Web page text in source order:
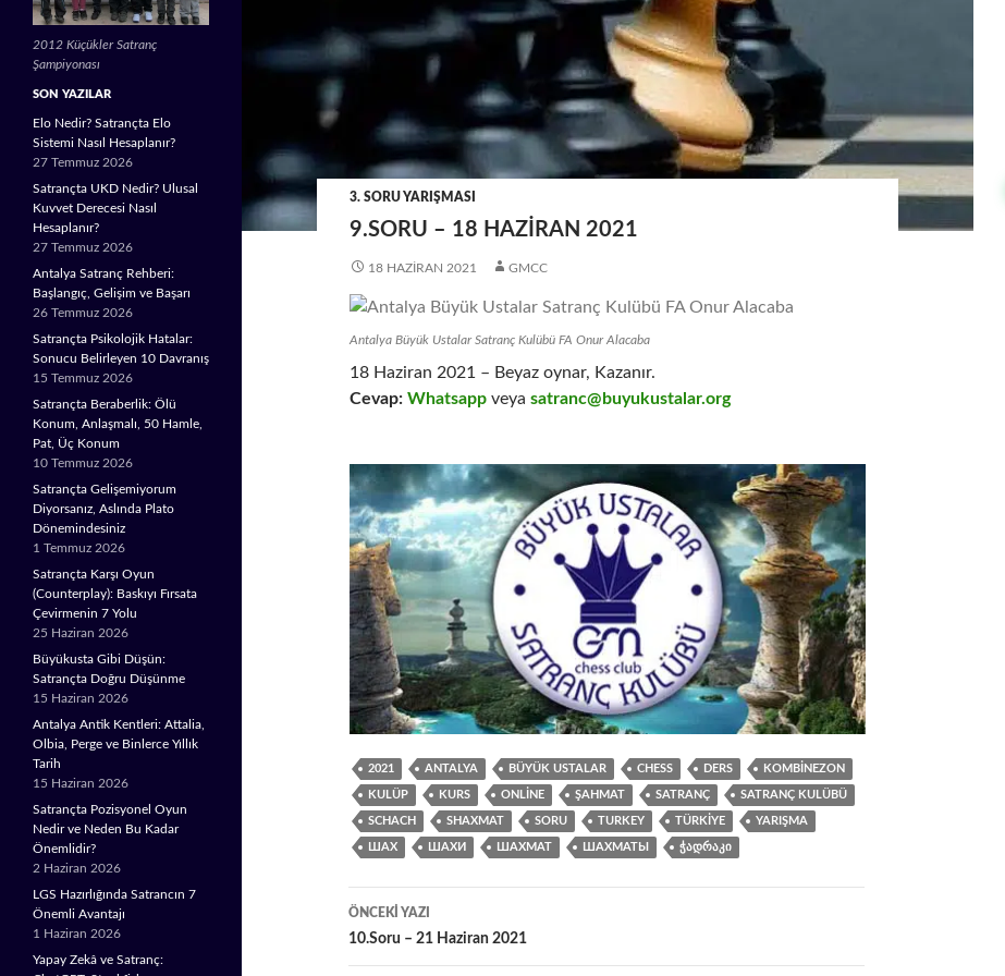
3. SORU YARIŞMASI
9.SORU – 18 HAZIRAN 2021
18 HAZIRAN 2021 GMCC
Antalya Büyük Ustalar Satranç Kulübü FA Onur Alacaba
18 Haziran 2021 – Beyaz oynar, Kazanır.
Cevap: Whatsapp veya satranc@buyukustalar.org
2021 ANTALYA BÜYÜK USTALAR CHESS DERS KOMBINEZON
KULÜP KURS ONLINE ŞAHMAT SATRANÇ SATRANÇ KULÜBÜ
SCHACH SHAXMAT SORU TURKEY TÜRKIYE YARIŞMA
ШАХ ШАХИ ШАХМАТ ШАХМАТЫ ᲭᲐᲓᲠᲐᲙᲘ
Yazı
dolaşımı
ÖNCEKI YAZI
10.Soru – 21 Haziran 2021
2012 Küçükler Satranç
Şampiyonası
SON YAZILAR
Elo Nedir? Satrançta Elo
Sistemi Nasıl Hesaplanır?
27 Temmuz 2026
Satrançta UKD Nedir? Ulusal
Kuvvet Derecesi Nasıl
Hesaplanır?
27 Temmuz 2026
Antalya Satranç Rehberi:
Başlangıç, Gelişim ve Başarı
26 Temmuz 2026
Satrançta Psikolojik Hatalar:
Sonucu Belirleyen 10 Davranış
15 Temmuz 2026
Satrançta Beraberlik: Ölü
Konum, Anlaşmalı, 50 Hamle,
Pat, Üç Konum
10 Temmuz 2026
Satrançta Gelişemiyorum
Diyorsanız, Aslında Plato
Dönemindesiniz
1 Temmuz 2026
Satrançta Karşı Oyun
(Counterplay): Baskıyı Fırsata
Çevirmenin 7 Yolu
25 Haziran 2026
Büyükusta Gibi Düşün:
Satrançta Doğru Düşünme
15 Haziran 2026
Antalya Antik Kentleri: Attalia,
Olbia, Perge ve Binlerce Yıllık
Tarih
15 Haziran 2026
Satrançta Pozisyonel Oyun
Nedir ve Neden Bu Kadar
Önemlidir?
2 Haziran 2026
LGS Hazırlığında Satrancın 7
Önemli Avantajı
1 Haziran 2026
Yapay Zekâ ve Satranç: